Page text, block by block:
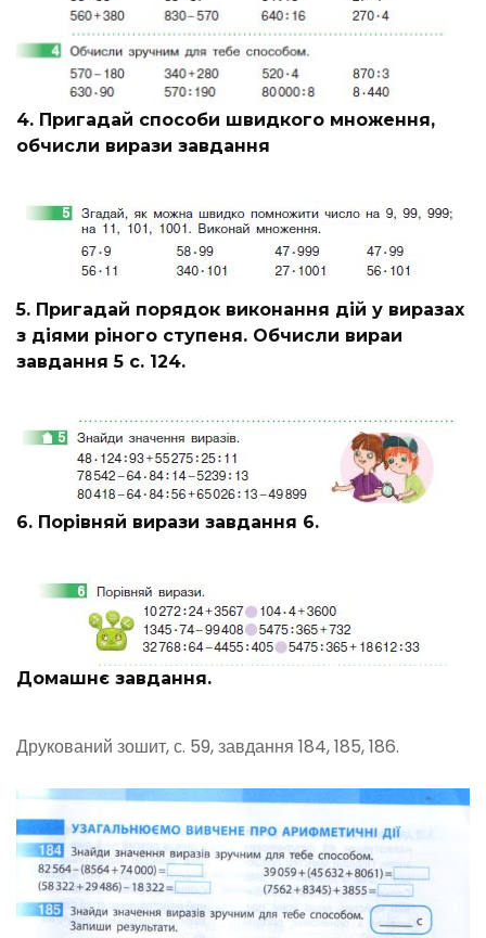
4. Пригадай способи швидкого множення,
обчисли вирази завдання
5. Пригадай порядок виконання дій у виразах
з діями ріного ступеня. Обчисли вираи
завдання 5 с. 124.
6. Порівняй вирази завдання 6.
Домашнє завдання.
Друкований зошит, с. 59, завдання 184, 185, 186.